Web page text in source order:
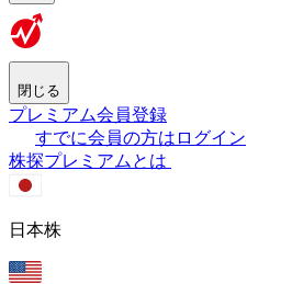
閉じる
プレミアム会員登録
すでに会員の方はログイン
株探プレミアムとは
日本株